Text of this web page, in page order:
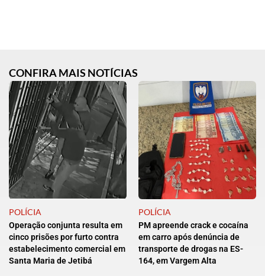
CONFIRA MAIS NOTÍCIAS
POLÍCIA
Operação conjunta resulta em
cinco prisões por furto contra
estabelecimento comercial em
Santa Maria de Jetibá
POLÍCIA
PM apreende crack e cocaína
em carro após denúncia de
transporte de drogas na ES-
164, em Vargem Alta